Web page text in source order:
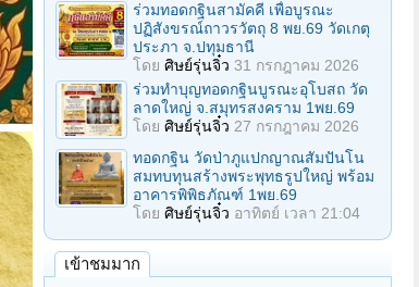
ร่วมทอดกฐินสามัคคี เพื่อบูรณะ
ปฏิสังขรณ์ถาวรวัตถุ 8 พย.69 วัดเกตุ
ประภา จ.ปทุมธานี
โดย ศิษย์รุ่นจิ๋ว 31 กรกฎาคม 2026
ร่วมทําบุญทอดกฐินบูรณะอุโบสถ วัด
ลาดใหญ่ จ.สมุทรสงคราม 1พย.69
โดย ศิษย์รุ่นจิ๋ว 27 กรกฎาคม 2026
ทอดกฐิน วัดป่าภูแปกญาณสัมปันโน
สมทบทุนสร้างพระพุทธรูปใหญ่ พร้อม
อาคารพิพิธภัณฑ์ 1พย.69
โดย ศิษย์รุ่นจิ๋ว อาทิตย์ เวลา 21:04
เข้าชมมาก